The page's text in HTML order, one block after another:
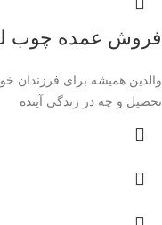
فروش عمده چوب
والدین همیشه برای فرزندان
تحصیل و چه در زندگی آینده